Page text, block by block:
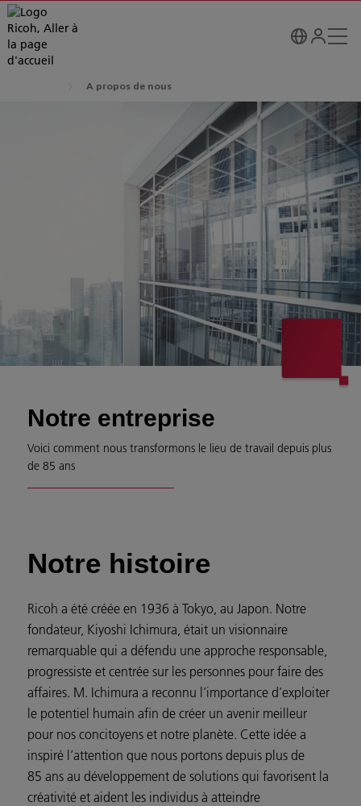
A propos de nous
Notre entreprise
Voici comment nous transformons le lieu de travail depuis plus
de 85 ans
Notre histoire
Ricoh a été créée en 1936 à Tokyo, au Japon. Notre
fondateur, Kiyoshi Ichimura, était un visionnaire
remarquable qui a défendu une approche responsable,
progressiste et centrée sur les personnes pour faire des
affaires. M. Ichimura a reconnu l’importance d’exploiter
le potentiel humain afin de créer un avenir meilleur
pour nos concitoyens et notre planète. Cette idée a
inspiré l’attention que nous portons depuis plus de
85 ans au développement de solutions qui favorisent la
créativité et aident les individus à atteindre